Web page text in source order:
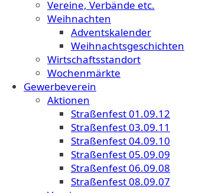
Vereine, Verbände etc.
Weihnachten
Adventskalender
Weihnachtsgeschichten
Wirtschaftsstandort
Wochenmärkte
Gewerbeverein
Aktionen
Straßenfest 01.09.12
Straßenfest 03.09.11
Straßenfest 04.09.10
Straßenfest 05.09.09
Straßenfest 06.09.08
Straßenfest 08.09.07